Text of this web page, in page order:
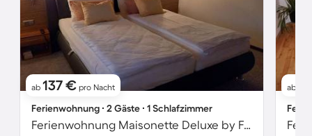
ab 137 € pro Nacht
Ferienwohnung ∙ 2 Gäste ∙ 1 Schlafzimmer
Ferienwohnung Maisonette Deluxe by FeWo-Amperland
ab